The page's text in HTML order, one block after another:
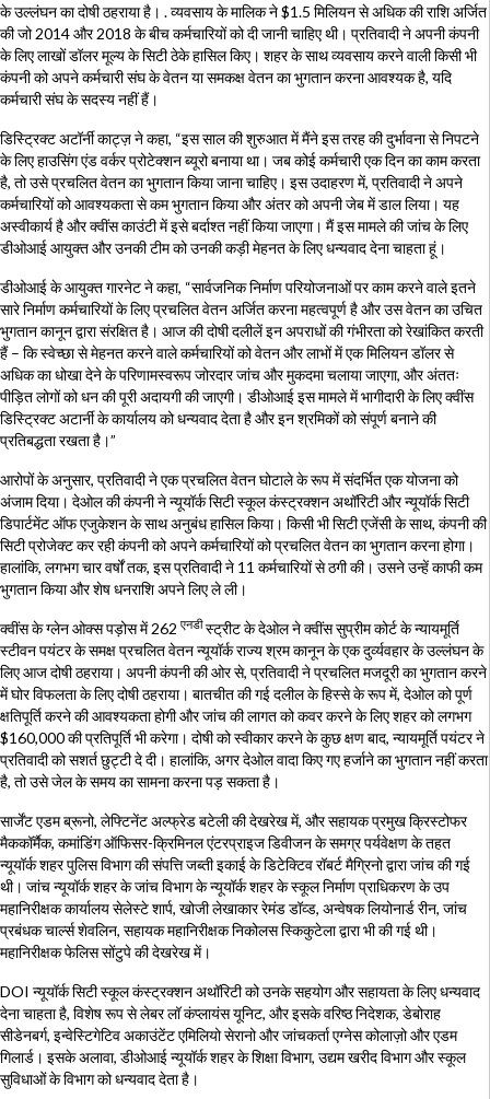
के उल्लंघन का दोषी ठहराया है। . व्यवसाय के मालिक ने $1.5 मिलियन से अधिक की राशि अर्जित
की जो 2014 और 2018 के बीच कर्मचारियों को दी जानी चाहिए थी। प्रतिवादी ने अपनी कंपनी
के लिए लाखों डॉलर मूल्य के सिटी ठेके हासिल किए। शहर के साथ व्यवसाय करने वाली किसी भी
कंपनी को अपने कर्मचारी संघ के वेतन या समकक्ष वेतन का भुगतान करना आवश्यक है, यदि
कर्मचारी संघ के सदस्य नहीं हैं।
डिस्ट्रिक्ट अटॉर्नी काट्ज़ ने कहा, “इस साल की शुरुआत में मैंने इस तरह की दुर्भावना से निपटने
के लिए हाउसिंग एंड वर्कर प्रोटेक्शन ब्यूरो बनाया था। जब कोई कर्मचारी एक दिन का काम करता
है, तो उसे प्रचलित वेतन का भुगतान किया जाना चाहिए। इस उदाहरण में, प्रतिवादी ने अपने
कर्मचारियों को आवश्यकता से कम भुगतान किया और अंतर को अपनी जेब में डाल लिया। यह
अस्वीकार्य है और क्वींस काउंटी में इसे बर्दाश्त नहीं किया जाएगा। मैं इस मामले की जांच के लिए
डीओआई आयुक्त और उनकी टीम को उनकी कड़ी मेहनत के लिए धन्यवाद देना चाहता हूं।
डीओआई के आयुक्त गारनेट ने कहा, “सार्वजनिक निर्माण परियोजनाओं पर काम करने वाले इतने
सारे निर्माण कर्मचारियों के लिए प्रचलित वेतन अर्जित करना महत्वपूर्ण है और उस वेतन का उचित
भुगतान कानून द्वारा संरक्षित है। आज की दोषी दलीलें इन अपराधों की गंभीरता को रेखांकित करती
हैं – कि स्वेच्छा से मेहनत करने वाले कर्मचारियों को वेतन और लाभों में एक मिलियन डॉलर से
अधिक का धोखा देने के परिणामस्वरूप जोरदार जांच और मुकदमा चलाया जाएगा, और अंततः
पीड़ित लोगों को धन की पूरी अदायगी की जाएगी। डीओआई इस मामले में भागीदारी के लिए क्वींस
डिस्ट्रिक्ट अटार्नी के कार्यालय को धन्यवाद देता है और इन श्रमिकों को संपूर्ण बनाने की
प्रतिबद्धता रखता है।”
आरोपों के अनुसार, प्रतिवादी ने एक प्रचलित वेतन घोटाले के रूप में संदर्भित एक योजना को
अंजाम दिया। देओल की कंपनी ने न्यूयॉर्क सिटी स्कूल कंस्ट्रक्शन अथॉरिटी और न्यूयॉर्क सिटी
डिपार्टमेंट ऑफ एजुकेशन के साथ अनुबंध हासिल किया। किसी भी सिटी एजेंसी के साथ, कंपनी की
सिटी प्रोजेक्ट कर रही कंपनी को अपने कर्मचारियों को प्रचलित वेतन का भुगतान करना होगा।
हालांकि, लगभग चार वर्षों तक, इस प्रतिवादी ने 11 कर्मचारियों से ठगी की। उसने उन्हें काफी कम
भुगतान किया और शेष धनराशि अपने लिए ले ली।
क्वींस के ग्लेन ओक्स पड़ोस में 262 एनडीस्ट्रीट के देओल ने क्वींस सुप्रीम कोर्ट के न्यायमूर्ति
स्टीवन पयंटर के समक्ष प्रचलित वेतन न्यूयॉर्क राज्य श्रम कानून के एक दुर्व्यवहार के उल्लंघन के
लिए आज दोषी ठहराया। अपनी कंपनी की ओर से, प्रतिवादी ने प्रचलित मजदूरी का भुगतान करने
में घोर विफलता के लिए दोषी ठहराया। बातचीत की गई दलील के हिस्से के रूप में, देओल को पूर्ण
क्षतिपूर्ति करने की आवश्यकता होगी और जांच की लागत को कवर करने के लिए शहर को लगभग
$160,000 की प्रतिपूर्ति भी करेगा। दोषी को स्वीकार करने के कुछ क्षण बाद, न्यायमूर्ति पयंटर ने
प्रतिवादी को सशर्त छुट्टी दे दी। हालांकि, अगर देओल वादा किए गए हर्जाने का भुगतान नहीं करता
है, तो उसे जेल के समय का सामना करना पड़ सकता है।
सार्जेंट एडम ब्रूनो, लेफ्टिनेंट अल्फ्रेड बटेली की देखरेख में, और सहायक प्रमुख क्रिस्टोफर
मैककॉर्मैक, कमांडिंग ऑफिसर-क्रिमिनल एंटरप्राइज डिवीजन के समग्र पर्यवेक्षण के तहत
न्यूयॉर्क शहर पुलिस विभाग की संपत्ति जब्ती इकाई के डिटेक्टिव रॉबर्ट मैग्रिनो द्वारा जांच की गई
थी। जांच न्यूयॉर्क शहर के जांच विभाग के न्यूयॉर्क शहर के स्कूल निर्माण प्राधिकरण के उप
महानिरीक्षक कार्यालय सेलेस्टे शार्प, खोजी लेखाकार रेमंड डॉव्ड, अन्वेषक लियोनार्ड रीन, जांच
प्रबंधक चार्ल्स शेवलिन, सहायक महानिरीक्षक निकोलस स्किकुटेला द्वारा भी की गई थी।
महानिरीक्षक फेलिस सोंटुपे की देखरेख में।
DOI न्यूयॉर्क सिटी स्कूल कंस्ट्रक्शन अथॉरिटी को उनके सहयोग और सहायता के लिए धन्यवाद
देना चाहता है, विशेष रूप से लेबर लॉ कंप्लायंस यूनिट, और इसके वरिष्ठ निदेशक, डेबोराह
सीडेनबर्ग, इन्वेस्टिगेटिव अकाउंटेंट एमिलियो सेरानो और जांचकर्ता एग्नेस कोलाज़ो और एडम
गिलार्ड। इसके अलावा, डीओआई न्यूयॉर्क शहर के शिक्षा विभाग, उद्यम खरीद विभाग और स्कूल
सुविधाओं के विभाग को धन्यवाद देता है।